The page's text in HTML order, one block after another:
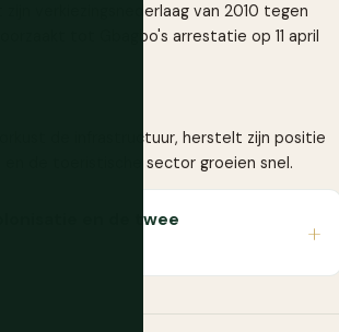
verkiezingsnederlaag van 2010 tegen
tot Gbagbo's arrestatie op 11 april
de infrastructuur, herstelt zijn positie
de toeristische sector groeien snel.
en de twee